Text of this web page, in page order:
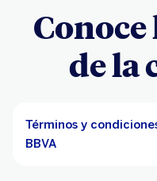
de la
Términos y
BBVA